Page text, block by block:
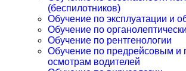
(беспилотников)
Обучение по эксплуатации и
Обучение по
Обучение по рентгенологии
Обучение по предрейсовым и
осмотрам водителей